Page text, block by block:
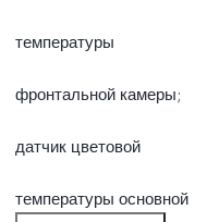
температуры
фронтальной камеры;
датчик цветовой
температуры основной